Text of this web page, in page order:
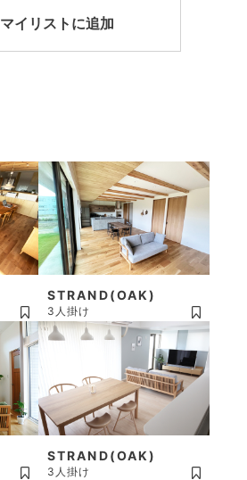
マイリストに追加
STRAND(OAK)
3人掛け
STRAND(OAK)
3人掛け